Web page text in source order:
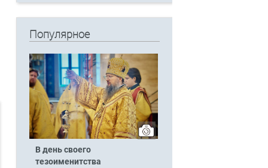
Популярное
В день своего
тезоименитства